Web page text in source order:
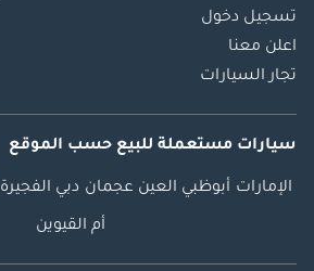
تسجيل دخول
اعلن معنا
تجار السيارات
سيارات مستعملة للبيع حسب الموقع
الإمارات أبوظبي العين عجمان دبي الفجيرة
أم القيوين